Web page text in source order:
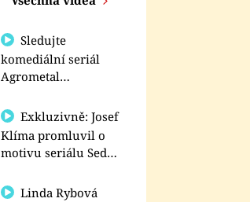
Sledujte
komediální seriál
Agrometal
prima+
Exkluzivně: Josef
Klíma promluvil o
motivu seriálu Sedm
Linda Rybová